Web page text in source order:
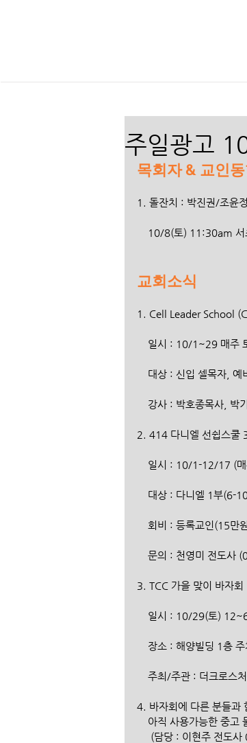
주일광고
목회자 & 교인
1. 돌잔치 : 박진권/조윤
10/8(토) 11:30am
교회소식
1. Cell Leader School
일시 : 10/1~29 매
대상 : 신입 셀목자,
강사 : 박호종목사,
2. 414 다니엘 선쉽스쿨
일시 : 10/1-12/17
대상 : 다니엘 1부
회비 : 등록교인(15
문의 : 천영미 전도
3. TCC 가을 맞이 바자회
일시 : 10/29(토
장소 : 해양빌딩 1층
주최/주관 : 더크로
4. 바자회에 다른 분들과
아직 사용가능한 중
(담당 : 이현주 전